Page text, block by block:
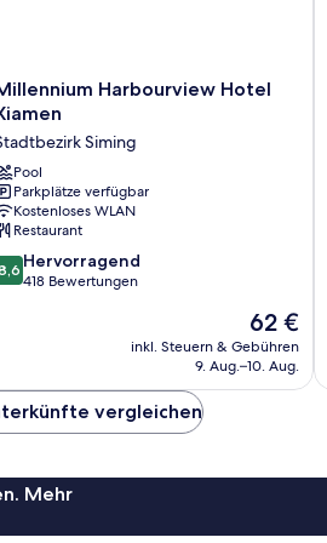
Harbourview Hotel
Siming
Pool
Parkplätze verfügbar
Kostenloses WLAN
Restaurant
Hervorragend
418 Bewertungen
Der
Preis
beträgt
62 €
inkl. Steuern & Gebühren
9. Aug.–10. Aug.
vergleichen
Mehr